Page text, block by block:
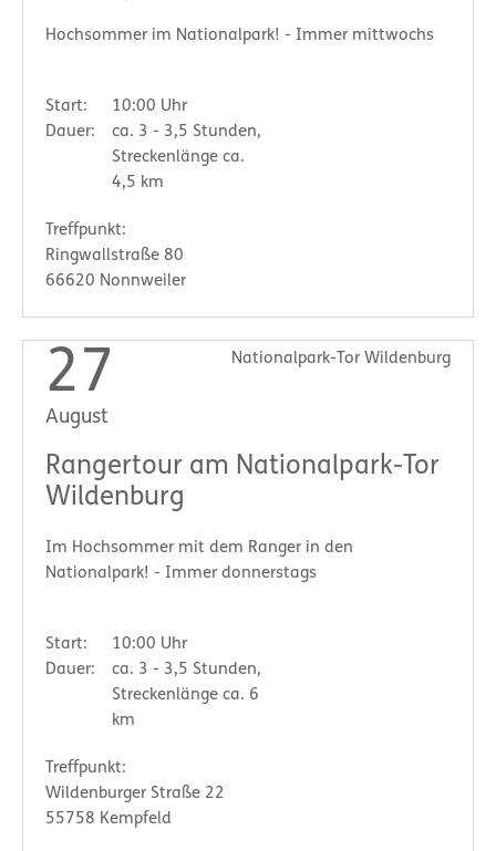
Hochsommer im Nationalpark! - Immer mittwochs
Start:
10:00 Uhr
Dauer:
ca. 3 - 3,5 Stunden,
Streckenlänge ca.
4,5 km
Treffpunkt:
Ringwallstraße 80
66620 Nonnweiler
27
August
Nationalpark-Tor Wildenburg
Rangertour am Nationalpark-Tor
Wildenburg
Im Hochsommer mit dem Ranger in den
Nationalpark! - Immer donnerstags
Start:
10:00 Uhr
Dauer:
ca. 3 - 3,5 Stunden,
Streckenlänge ca. 6
km
Treffpunkt:
Wildenburger Straße 22
55758 Kempfeld